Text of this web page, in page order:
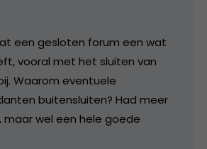
een gesloten forum een wat
vooral met het sluiten van
Waarom eventuele
buitensluiten? Had meer
maar wel een hele goede